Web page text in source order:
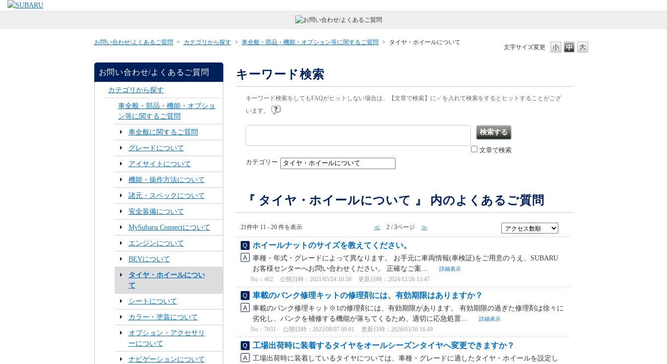
文字サイズ変更
お問い合わせ/よくあるご質問 > カテゴリから探す > 車全般・部品・機能・オプション等に関するご質問 > タイヤ・ホイールについて
お問い合わせ/よくあるご質問
カテゴリから探す
車全般・部品・機能・オプショ
ン等に関するご質問
車全般に関するご質問
グレードについて
アイサイトについて
機能・操作方法について
諸元・スペックについて
安全装備について
MySubaru Connectについて
エンジンについて
BEVについて
タイヤ・ホイールについ
て
シートについて
カラー・塗装について
オプション・アクセサリ
ーについて
ナビゲーションについて
キーワード検索
キーワード検索をしてもFAQがヒットしない場合は、【文章で検索】に✓を入れて検索をするとヒットすることがござ
います。
文章で検索
カテゴリー
『 タイヤ・ホイールについて 』 内のよくあるご質問
21件中 11 - 20 件を表示 ≪ 2 / 3ページ ≫
ホイールナットのサイズを教えてください。
車種・年式・グレードによって異なります。 お手元に車両情報(車検証)をご用意のうえ、SUBARU
お客様センターへお問い合わせください。 正確なご案...
詳細表示
No：462 公開日時：2021/05/24 10:58 更新日時：2024/12/26 13:47
車載のパンク修理キットの修理剤には、有効期限はありますか？
車載のパンク修理キット※1の修理剤には、有効期限があります。 有効期限の過ぎた修理剤は徐々に
劣化し、パンクを補修する機能が落ちてくるため、適切に応急処置...
詳細表示
No：7931 公開日時：2023/08/07 09:01 更新日時：2026/03/10 16:49
工場出荷時に装着するタイヤをオールシーズンタイヤへ変更できますか？
工場出荷時に装着しているタイヤについては、車種・グレードに適したタイヤ・ホイールを設定し